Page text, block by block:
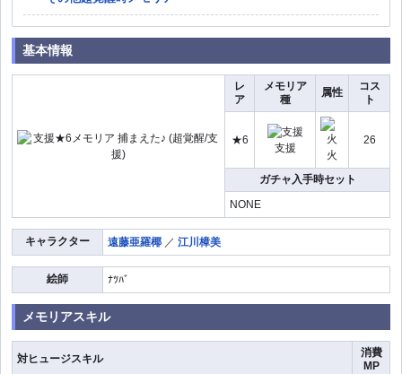
基本情報
レ
ア
メモリア
種
属性
コス
ト
★6
支援
火
26
ガチャ入手時セット
NONE
キャラクター 遠藤亜羅椰 ／ 江川樟美
絵師 ﾅﾂﾊﾞ
メモリアスキル
対ヒュージスキル
消費
MP